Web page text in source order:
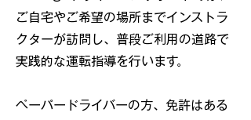
ご自宅やご希望の場所までインストラ
クターが訪問し、普段ご利用の道路で
実践的な運転指導を行います。
ペーパードライバーの方、免許はある